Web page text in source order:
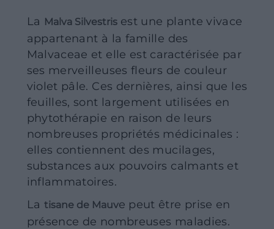
La Malva Silvestrisest une plante vivace
appartenant à la famille des
Malvaceae et elle est caractérisée par
ses merveilleuses fleurs de couleur
violet pâle. Ces dernières, ainsi que les
feuilles, sont largement utilisées en
phytothérapie en raison de leurs
nombreuses propriétés médicinales :
elles contiennent des mucilages,
substances aux pouvoirs calmants et
inflammatoires.
La tisane de Mauve peut être prise en
présence de nombreuses maladies.